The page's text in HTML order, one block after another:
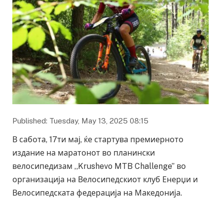
Published: Tuesday, May 13, 2025 08:15
В сабота, 17ти мај, ќе стартува премиерното
издание на маратонот во планински
велосипедизам ,,Krushevo MTB Challenge” во
организација на Велосипедскиот клуб Енерџи и
Велосипедската федерација на Македонија.